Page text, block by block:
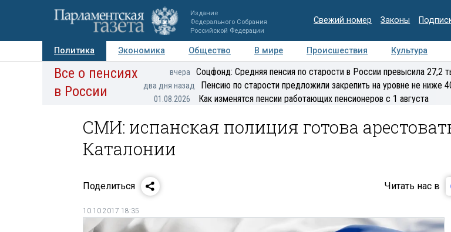
Издание
Федерального Собрания
Российской Федерации
Свежий номер Законы
Политика Экономика Общество В мире Происшествия Культура
Авторы Персоны Мнения Регионы Медиацентр Интервью
Все о пенсиях
в России
вчера Соцфонд: Средняя пенсия по старости в России превысила 27,2
два дня назад Пенсию по старости предложили закрепить на уровне не ниже
01.08.2026 Как изменятся пенсии работающих пенсионеров с 1 августа
СМИ: испанская полиция готова
Каталонии
Поделиться Читать нас в
10.10.2017 18:35